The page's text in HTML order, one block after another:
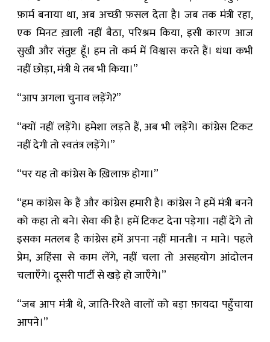
फ़ार्म बनाया था, अब अच्छी फ़सल देता है। जब तक मंत्री रहा,
एक मिनट ख़ाली नहीं बैठा, परिश्रम किया, इसी कारण आज
सुखी और संतुष्ट हूँ। हम तो कर्म में विश्वास करते हैं। धंधा कभी
नहीं छोड़ा, मंत्री थे तब भी किया।”
“आप अगला चुनाव लड़ेंगे?”
“क्यों नहीं लड़ेंगे। हमेशा लड़ते हैं, अब भी लड़ेंगे। कांग्रेस टिकट
नहीं देगी तो स्वतंत्र लड़ेंगे।”
“पर यह तो कांग्रेस के ख़िलाफ़ होगा।”
“हम कांग्रेस के हैं और कांग्रेस हमारी है। कांग्रेस ने हमें मंत्री बनने
को कहा तो बने। सेवा की है। हमें टिकट देना पड़ेगा। नहीं देंगे तो
इसका मतलब है कांग्रेस हमें अपना नहीं मानती। न माने। पहले
प्रेम, अहिंसा से काम लेंगे, नहीं चला तो असहयोग आंदोलन
चलाएँगे। दूसरी पार्टी से खड़े हो जाएँगे।”
“जब आप मंत्री थे, जाति-रिश्ते वालों को बड़ा फ़ायदा पहुँचाया
आपने।”